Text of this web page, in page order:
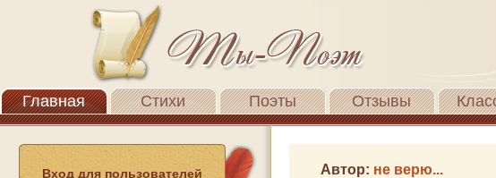
Главная Стихи Поэты Отзывы
Вход для пользователей
Автор: не верю...